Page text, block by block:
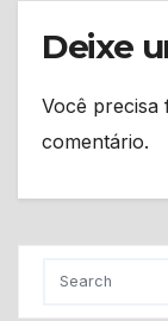
Deixe
Você precisa
comentário.